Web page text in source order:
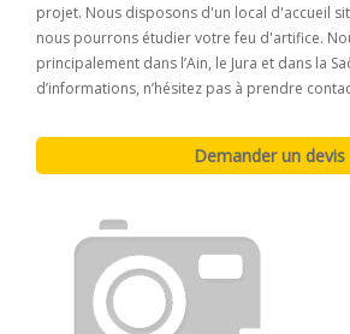
projet. Nous disposons d'un local d'accueil
nous pourrons étudier votre feu d'artifice.
principalement dans l’Ain, le Jura et dans la
d’informations, n’hésitez pas à prendre